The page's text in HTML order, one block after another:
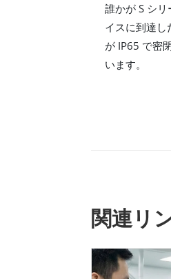
誰かが S シ
イスに到達
が IP65 で密
います。
関連リ